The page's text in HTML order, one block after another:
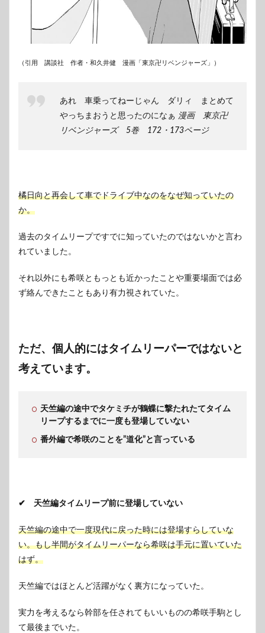
（引用 講談社 作者・和久井健 漫画「東京卍リベンジャーズ」）
あれ 車乗ってねーじゃん ダリィ まとめて
やっちまおうと思ったのになぁ 漫画 東京卍
リベンジャーズ 5巻 172・173ページ
橘日向と再会して車でドライブ中なのをなぜ知っていたの
か。
過去のタイムリープですでに知っていたのではないかと言わ
れていました。
それ以外にも希咲ともっとも近かったことや重要場面では必
ず絡んできたこともあり有力視されていた。
ただ、個人的にはタイムリーパーではないと
考えています。
天竺編の途中でタケミチが鶴蝶に撃たれたてタイム
リープするまでに一度も登場していない
番外編で希咲のことを”道化”と言っている
✔ 天竺編タイムリープ前に登場していない
天竺編の途中で一度現代に戻った時には登場すらしていな
い。もし半間がタイムリーパーなら希咲は手元に置いていた
はず。
天竺編ではほとんど活躍がなく裏方になっていた。
実力を考えるなら幹部を任されてもいいものの希咲手駒とし
て最後までいた。